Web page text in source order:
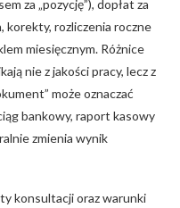
za „pozycję”), dopłat za
korekty, rozliczenia roczne
miesięcznym. Różnice
nie z jakości pracy, lecz z
może oznaczać
bankowy, raport kasowy
zmienia wynik
konsultacji oraz warunki